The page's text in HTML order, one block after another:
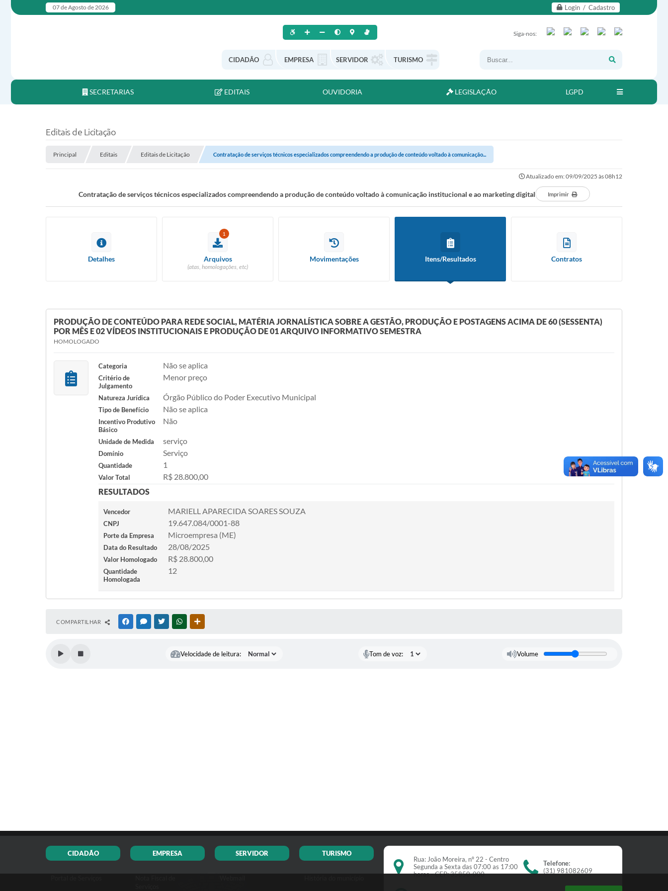
Login / Cadastro
07 de Agosto de 2026
CIDADÃO EMPRESA SERVIDOR TURISMO
Siga-nos:
SECRETARIAS EDITAIS OUVIDORIA LEGISLAÇÃO LGPD
Editais de Licitação
Principal Editais Editais de Licitação Contratação de serviços técnicos especializados compreendendo a produção de conteúdo voltado à comunicação...
Atualizado em: 09/09/2025 às 08h12
Contratação de serviços técnicos especializados compreendendo a produção de conteúdo voltado à comunicação institucional e ao marketing digital Imprimir
Detalhes
1
Arquivos
(atas, homologações, etc)
Movimentações Itens/Resultados Contratos
PRODUÇÃO DE CONTEÚDO PARA REDE SOCIAL, MATÉRIA JORNALÍSTICA SOBRE A GESTÃO, PRODUÇÃO E POSTAGENS ACIMA DE 60 (SESSENTA)
POR MÊS E 02 VÍDEOS INSTITUCIONAIS E PRODUÇÃO DE 01 ARQUIVO INFORMATIVO SEMESTRA
HOMOLOGADO
Categoria Não se aplica
Critério de
Julgamento
Menor preço
Natureza Jurídica Órgão Público do Poder Executivo Municipal
Tipo de Benefício Não se aplica
Incentivo Produtivo
Básico
Não
Unidade de Medida serviço
Domínio Serviço
Quantidade 1
Valor Total
R$ 28.800,00
RESULTADOS
Vencedor MARIELL APARECIDA SOARES SOUZA
CNPJ 19.647.084/0001-88
Porte da Empresa Microempresa (ME)
Data do Resultado 28/08/2025
Valor Homologado R$ 28.800,00
Quantidade
Homologada
12
COMPARTILHAR FACEBOOKMESSENGER
TWITTERWHATSAPP
Velocidade de leitura: Tom de voz: Volume
CIDADÃO EMPRESA SERVIDOR TURISMO
Rua: João Moreira, nº 22 - Centro
Segunda a Sexta das 07:00 as 17:00
horas - CEP: 35850-000
Telefone:
(31) 981082609